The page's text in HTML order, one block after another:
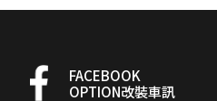
FACEBOOK
OPTION改裝車訊